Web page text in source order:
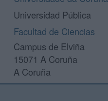
Universidad Pública
Facultad de Ciencias
Campus de Elviña
15071 A Coruña
A Coruña